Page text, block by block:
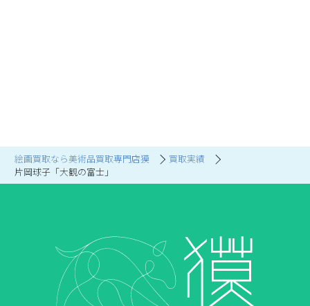
絵画買取なら美術品買取専門店獏
買取実績
片岡球子「大観の富士」